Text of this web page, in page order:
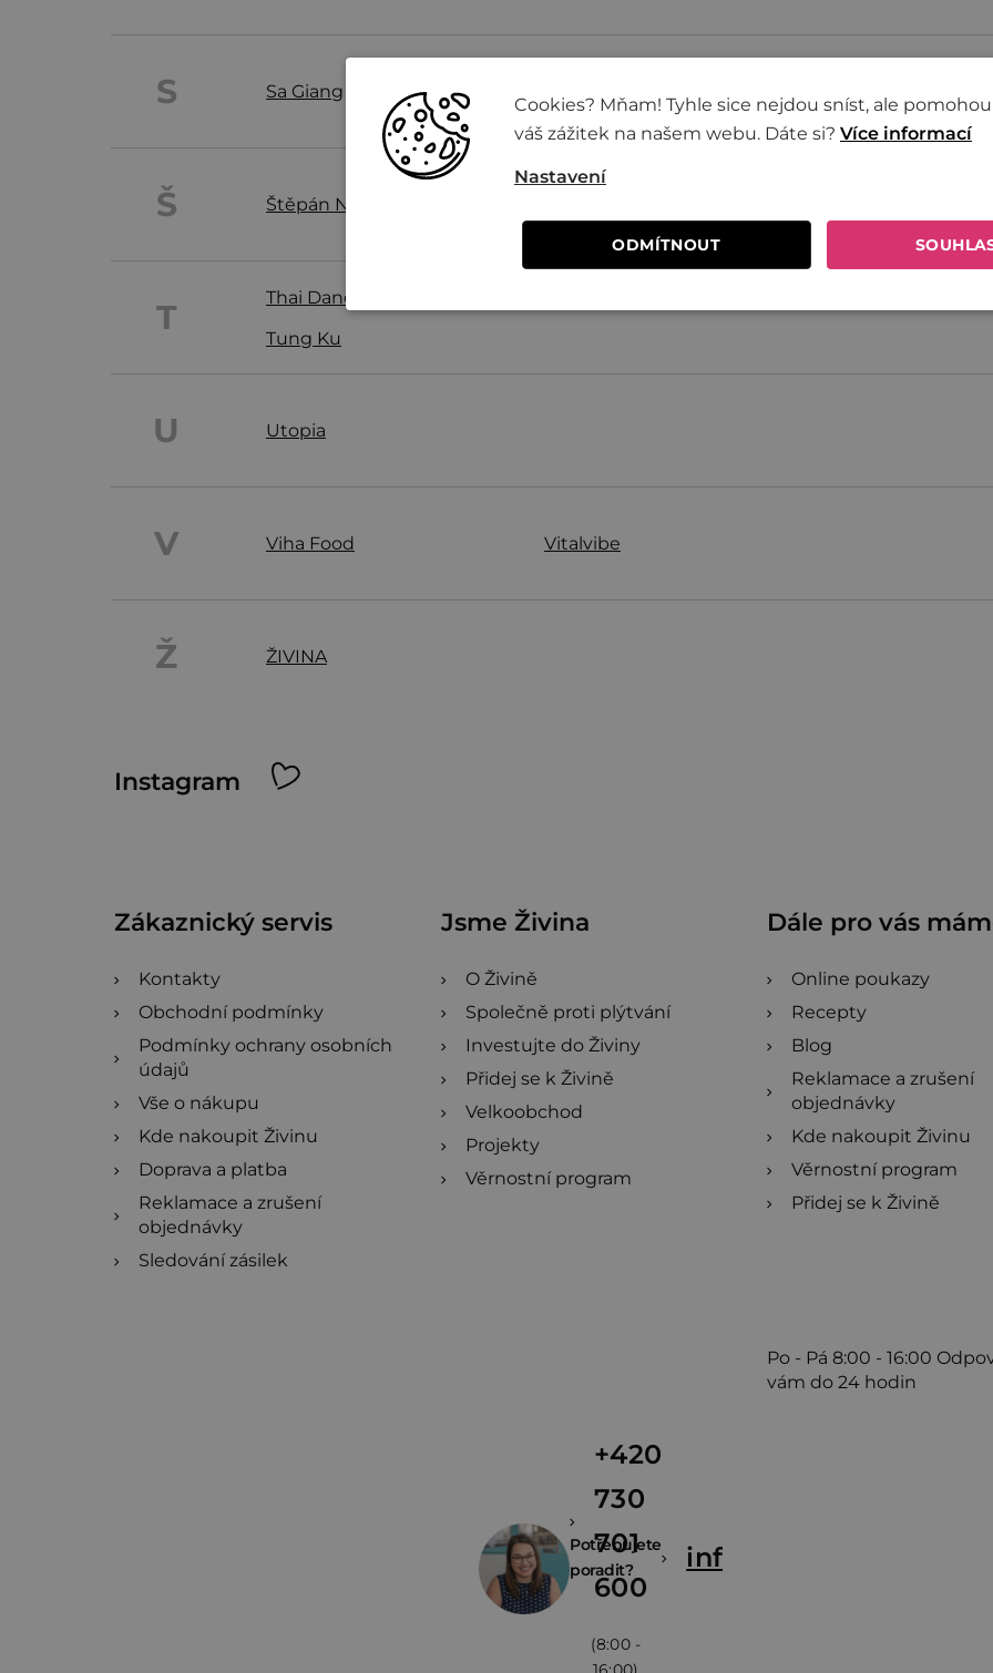
S Sa Giang
Š Štěpán Návrat
T Thai Dancer
Tung Ku
U Utopia
V Viha Food Vitalvibe
Ž ŽIVINA
Instagram
Zákaznický servis
Kontakty
Obchodní podmínky
Podmínky ochrany osobních
údajů
Vše o nákupu
Kde nakoupit Živinu
Doprava a platba
Reklamace a zrušení
objednávky
Sledování zásilek
Jsme Živina
O Živině
Společně proti plýtvání
Investujte do Živiny
Přidej se k Živině
Velkoobchod
Projekty
Věrnostní program
Dále pro vás
Online poukazy
Recepty
Blog
Reklamace a zrušení
objednávky
Kde nakoupit Živinu
Věrnostní program
Přidej se k Živině
Potřebujete
poradit?
+420
730
701
600
(8:00 -
info@zivina.cz
Po - Pá 8:00 - 16:00
vám do 24 hodin
Cookies? Mňam! Tyhle sice nejdou sníst, ale
váš zážitek na našem webu. Dáte si? Více informací
ODMÍTNOUT
Nastavení